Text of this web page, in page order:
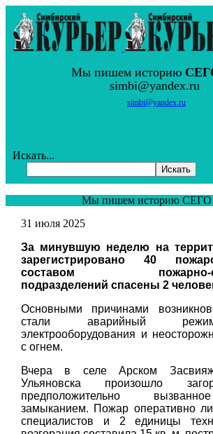
Мы пишем историю
simbi@yandex.ru
simbi@yandex.ru
Искать...
Искать
Мы пишем историю СЕГО
31 июля 2025
За минувшую неделю на
зарегистрировано 40
составом пожарно-
подразделений спасены 2
Основными причинами
стали аварийный
электрооборудования и
с огнем.
Вчера в селе Арском
Ульяновска произошло
предположительно
замыканием. Пожар оперативно
специалистов и 2 единицы